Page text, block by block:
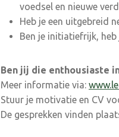
voedsel en nieuwe
Heb je een uitgebreid
Ben je initiatiefrijk,
Ben jij die enthousiaste
Meer informatie via:
Stuur je motivatie en CV
De gesprekken vinden